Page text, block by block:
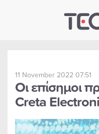
Skip to main content
11 November 2022 07:51
Οι επίσημοι
Creta